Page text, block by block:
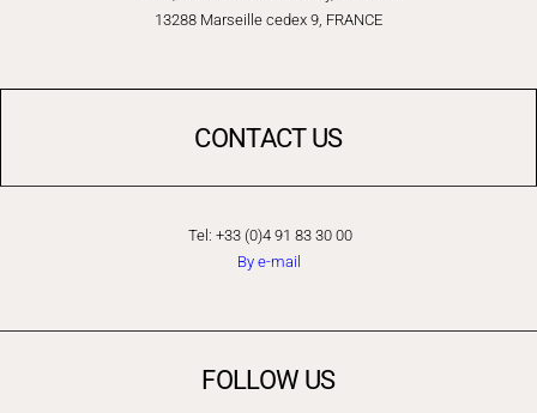
13288 Marseille cedex 9, FRANCE
CONTACT US
Tel: +33 (0)4 91 83 30 00
By e-mail
FOLLOW US